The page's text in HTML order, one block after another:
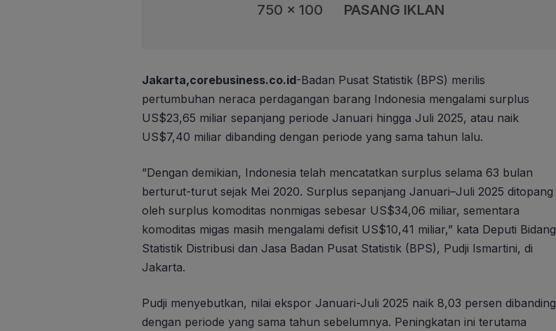
750 x 100 PASANG IKLAN
Jakarta,corebusiness.co.id-Badan Pusat Statistik (BPS) merilis
pertumbuhan neraca perdagangan barang Indonesia mengalami surplus
US$23,65 miliar sepanjang periode Januari hingga Juli 2025, atau naik
US$7,40 miliar dibanding dengan periode yang sama tahun lalu.
”Dengan demikian, Indonesia telah mencatatkan surplus selama 63 bulan
berturut-turut sejak Mei 2020. Surplus sepanjang Januari–Juli 2025 ditopang
oleh surplus komoditas nonmigas sebesar US$34,06 miliar, sementara
komoditas migas masih mengalami defisit US$10,41 miliar,” kata Deputi Bidang
Statistik Distribusi dan Jasa Badan Pusat Statistik (BPS), Pudji Ismartini, di
Jakarta.
Pudji menyebutkan, nilai ekspor Januari-Juli 2025 naik 8,03 persen dibanding
dengan periode yang sama tahun sebelumnya. Peningkatan ini terutama